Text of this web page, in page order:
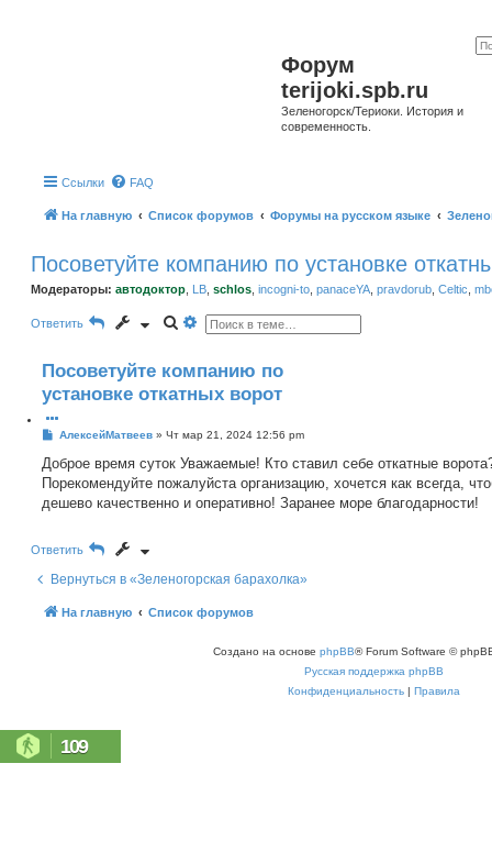
Форум
terijoki.spb.ru
Зеленогорск/Териоки. История и
современность.
Ссылки FAQ
На главную Список форумов Форумы на русском языке
Посоветуйте компанию по установке
Модераторы: автодоктор LB schlos incogni-to panaceYA pravdorub Celtic
Ответить
П
к
Р
и
е
ы
п
о
и
с
Посоветуйте компанию по
установке откатных ворот
С
о
щ
е
АлексейМатвеев» Чт мар 21, 2024 12:56 pm
Доброе время суток Уважаемые! Кто ставил себе откатные
Порекомендуйте пожалуйста организацию, хочется как всегда,
дешево качественно и оперативно! Заранее море благодарности!
Ответить
Вернуться в «Зеленогорская барахолка»
На главную Список форумов
Создано на основе phpBB® Forum Software ©
Русская поддержка phpBB
Конфиденциальность | Правила
109